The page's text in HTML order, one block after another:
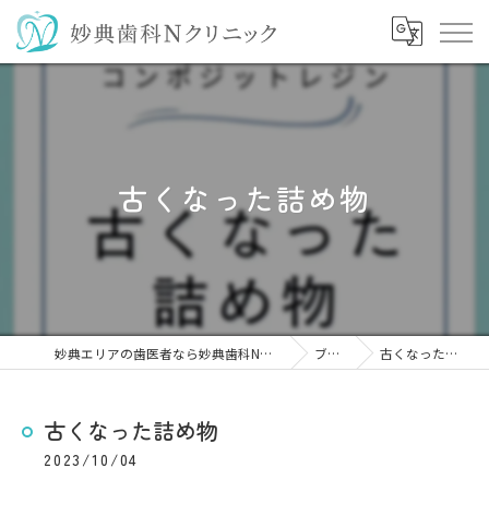
古くなった詰め物
妙典エリアの歯医者なら妙典歯科Nクリニック ブログ 古くなった詰め物
古くなった詰め物
2023/10/04